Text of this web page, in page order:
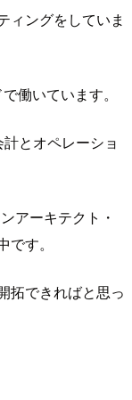
ィングをしていま
働いています。
とオペレーショ
アーキテクト・
す。
拓できればと思っ